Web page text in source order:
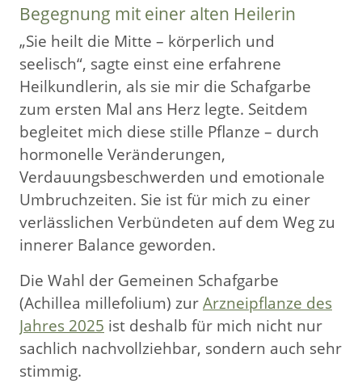
Begegnung mit einer alten Heilerin
„Sie heilt die Mitte – körperlich und
seelisch“, sagte einst eine erfahrene
Heilkundlerin, als sie mir die Schafgarbe
zum ersten Mal ans Herz legte. Seitdem
begleitet mich diese stille Pflanze – durch
hormonelle Veränderungen,
Verdauungsbeschwerden und emotionale
Umbruchzeiten. Sie ist für mich zu einer
verlässlichen Verbündeten auf dem Weg zu
innerer Balance geworden.
Die Wahl der Gemeinen Schafgarbe
(Achillea millefolium) zurArzneipflanze des
Jahres 2025 ist deshalb für mich nicht nur
sachlich nachvollziehbar, sondern auch sehr
stimmig.